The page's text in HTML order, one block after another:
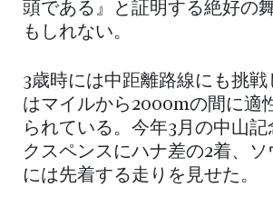
頭である』と証明する絶好の
もしれない。
3歳時には中距離路線にも挑
はマイルから2000mの間に適
られている。今年3月の中山記
クスペンスにハナ差の2着、ソ
には先着する走りを見せた。